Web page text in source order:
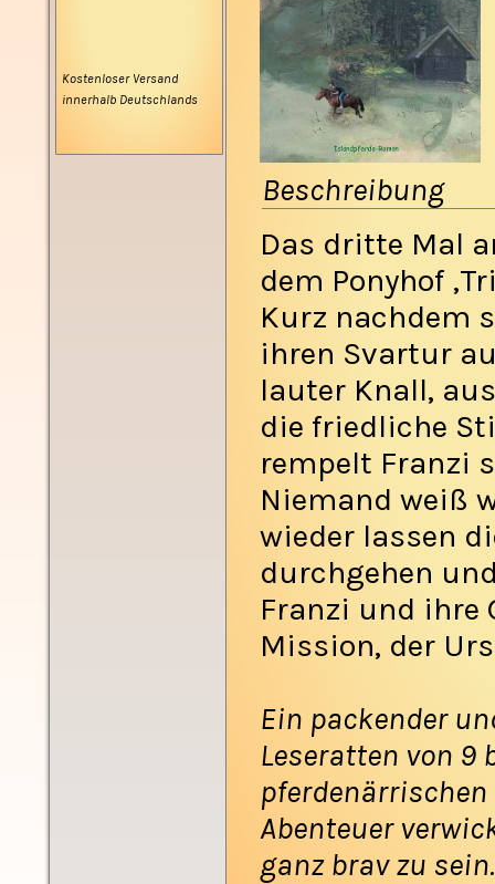
Kostenloser Versand
innerhalb Deutschlands
Beschreibung
Das dritte Mal
dem Ponyhof
Kurz nachdem
ihren Svartur
lauter Knall,
die friedliche
rempelt Franzi
Niemand weiß
wieder lassen
durchgehen
Franzi und ihre
Mission, der
Ein packender
Leseratten von 9
Abenteuer
ganz brav zu